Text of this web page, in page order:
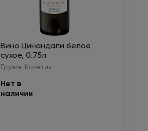
Вино Цинандали белое
сухое, 0.75л
Грузия, Кахетия
Нет в
наличии